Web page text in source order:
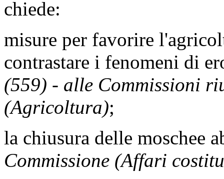
chiede:
misure per favorire
contrastare i fenomeni di
(559) - alle Commissioni
(Agricoltura);
la chiusura delle moschee
Commissione (Affari